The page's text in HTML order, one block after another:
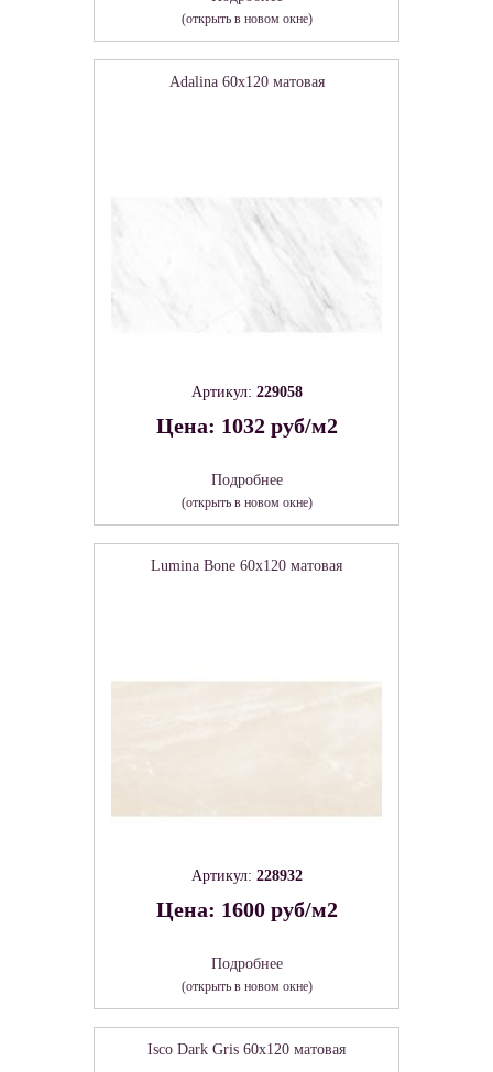
(открыть в новом окне)
Adalina 60х120 матовая
Артикул: 229058
Цена: 1032 руб/м2
Подробнее
(открыть в новом окне)
Lumina Bone 60х120 матовая
Артикул: 228932
Цена: 1600 руб/м2
Подробнее
(открыть в новом окне)
Isco Dark Gris 60х120 матовая